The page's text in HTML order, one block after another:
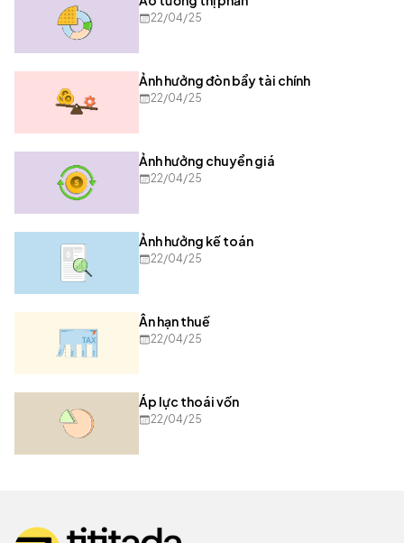
22/04/25
Ảnh hưởng đòn bẩy tài chính
22/04/25
Ảnh hưởng chuyển giá
22/04/25
Ảnh hưởng kế toán
22/04/25
Ân hạn thuế
22/04/25
Áp lực thoái vốn
22/04/25